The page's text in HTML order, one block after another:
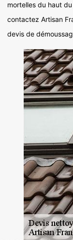
mortelles du haut
contactez Artisan
devis de